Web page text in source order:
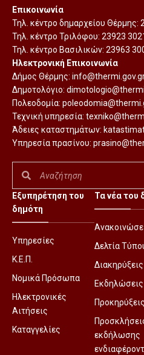
Επικοινωνία
Τηλ. κέντρο δημαρχείου Θέρμης:
Τηλ. κέντρο Τριλόφου: 23923
Τηλ. κέντρο Βασιλικών: 23963
Ηλεκτρονική Επικοινωνία
Δήμος Θέρμης:
Δημοτολόγιο:
Πολεοδομία:
Τεχνική υπηρεσία:
Άδειες καταστημάτων:
Υπηρεσία πρασίνου:
Εξυπηρέτηση του
δημότη
Υπηρεσίες
Κ.Ε.Π.
Νομικά Πρόσωπα
Ηλεκτρονικές
Αιτήσεις
Καταγγελίες
Τα νέα του
Δελτία
Διακηρύξεις
Εκδηλώσεις
Προκηρύξεις
εκδήλωσης